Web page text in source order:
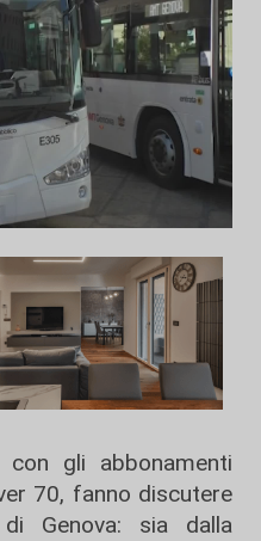
gli abbonamenti
70, fanno discutere
Genova: sia dalla